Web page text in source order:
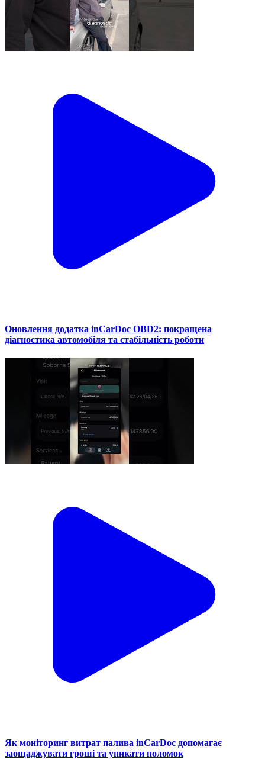
Оновлення додатка inCarDoc OBD2: покращена
діагностика автомобіля та стабільність роботи
Як моніторинг витрат палива inCarDoc допомагає
заощаджувати гроші та уникати поломок